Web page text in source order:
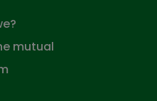
mutual